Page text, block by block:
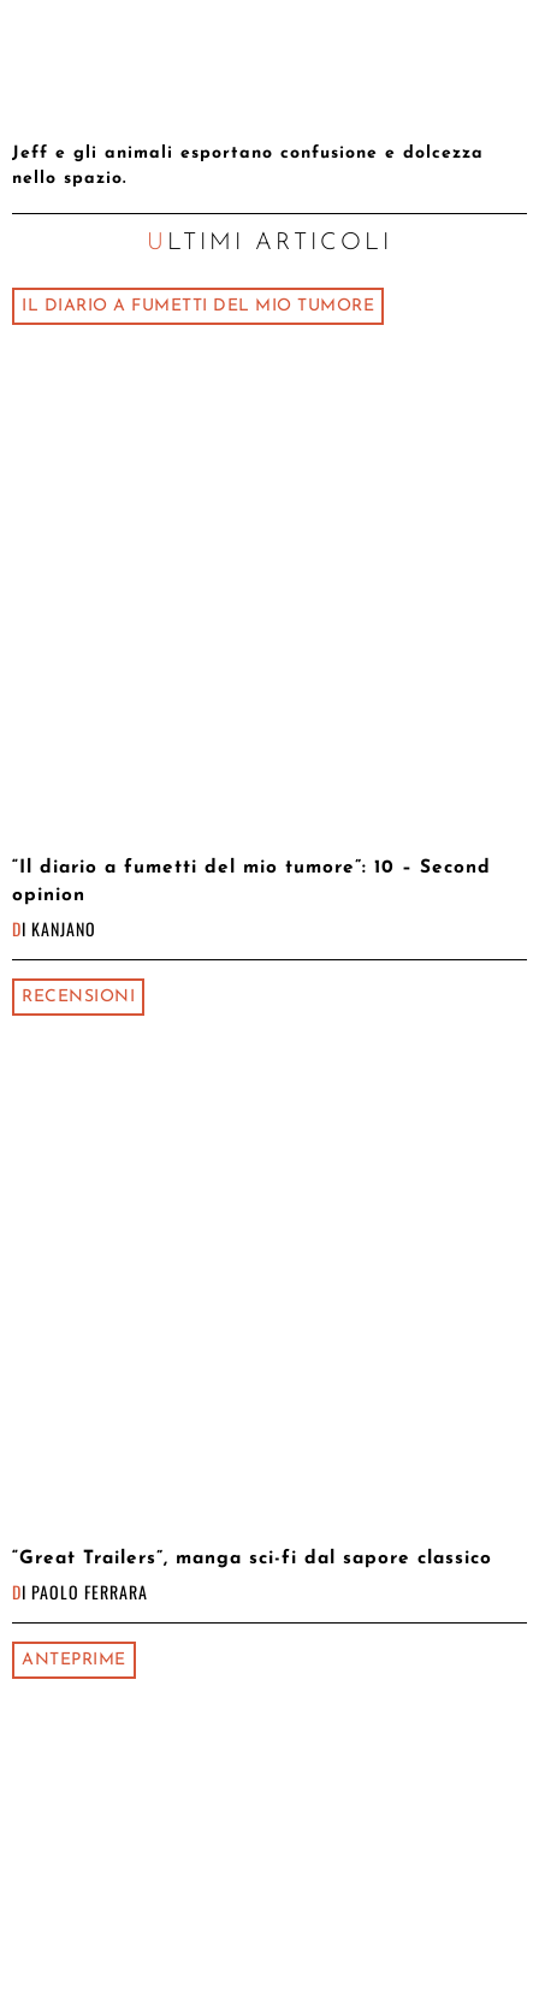
Jeff e gli animali esportano confusione e dolcezza
nello spazio.
ULTIMI ARTICOLI
IL DIARIO A FUMETTI DEL MIO TUMORE
“Il diario a fumetti del mio tumore”: 10 – Second
opinion
DI KANJANO
RECENSIONI
“Great Trailers”, manga sci-fi dal sapore classico
DI PAOLO FERRARA
ANTEPRIME